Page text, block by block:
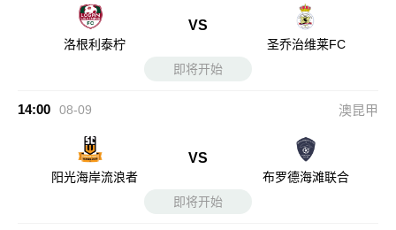
洛根利泰柠
VS
圣乔治维莱FC
即将开始
14:00 08-09 澳昆甲
阳光海岸流浪者
VS
布罗德海滩联合
即将开始